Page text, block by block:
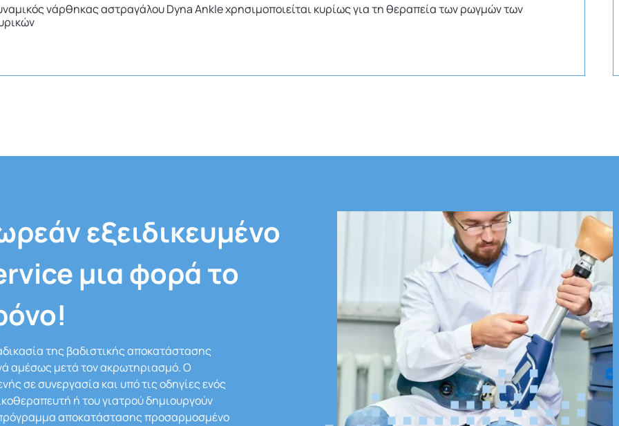
νάρθηκας αστραγάλου Dyna Ankle χρησιμοποιείται κυρίως για τη θεραπεία των ρωγμών των
εξειδικευμένο
μια φορά το
της βαδιστικής αποκατάστασης
αμέσως μετά τον ακρωτηριασμό. Ο
σε συνεργασία και υπό τις οδηγίες ενός
ή του γιατρού δημιουργούν
αποκατάστασης προσαρμοσμένο